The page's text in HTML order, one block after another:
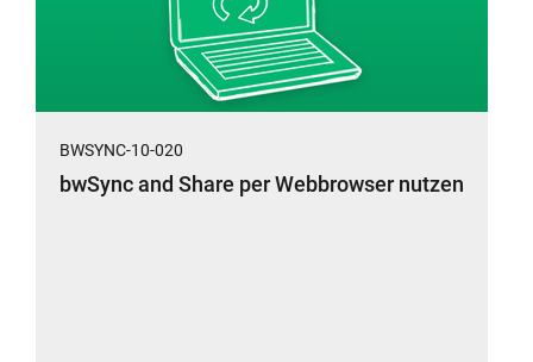
BWSYNC-10-020
bwSync and Share per Webbrowser nutzen